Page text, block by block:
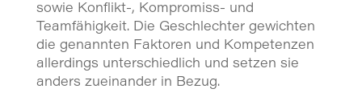
sowie Konflikt-, Kompromiss- und
Teamfähigkeit. Die Geschlechter gewichten
die genannten Faktoren und Kompetenzen
allerdings unterschiedlich und setzen sie
anders zueinander in Bezug.